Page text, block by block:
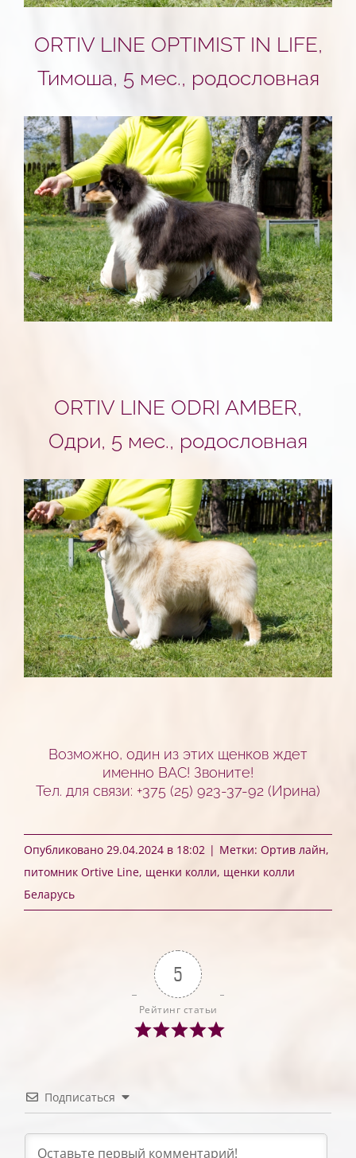
ORTIV LINE OPTIMIST IN LIFE,
Тимоша, 5 мес., родословная
ORTIV LINE ODRI AMBER,
Одри, 5 мес., родословная
Возможно, один из этих щенков ждет
именно ВАС! Звоните!
Тел. для связи: +375 (25) 923-37-92 (Ирина)
Опубликовано 29.04.2024 в 18:02 | Метки: Ортив лайн,
питомник Ortive Line, щенки колли, щенки колли
Беларусь
5
Рейтинг статьи
Подписаться